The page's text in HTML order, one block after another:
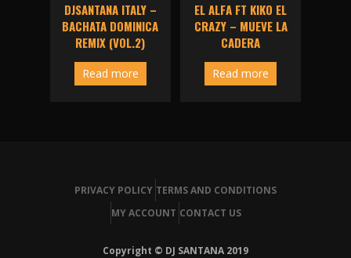
DJSANTANA ITALY –
BACHATA DOMINICA
REMIX (VOL.2)
Read more
EL ALFA FT KIKO EL
CRAZY – MUEVE LA
CADERA
Read more
PRIVACY POLICY TERMS AND CONDITIONS
MY ACCOUNT CONTACT US
Copyright © DJ SANTANA 2019